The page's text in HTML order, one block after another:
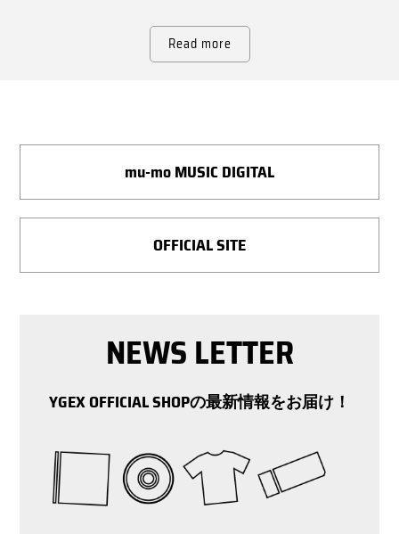
Read more
mu-mo MUSIC DIGITAL
OFFICIAL SITE
NEWS LETTER
YGEX OFFICIAL SHOPの最新情報をお届け！